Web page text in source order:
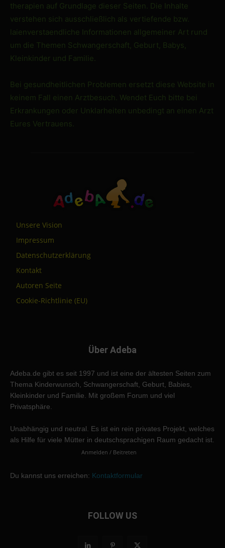
therapien auf Grundlage dieser Seiten. Die Inhalte
verstehen sich ausschließlich als vertiefende bzw.
laienverstaendliche Informationen allgemeiner Art rund
um die Themen Schwangerschaft, Geburt, Babys,
Kleinkinder und Familie.
Bei gesundheitlichen Problemen ersetzt diese Website in
keinem Fall einen Arztbesuch. Wendet Euch bitte bei
Erkrankungen oder Unklarheiten unbedingt an einen Arzt
Eures Vertrauens.
Unsere Vision
Impressum
Datenschutzerklärung
Kontakt
Autoren Seite
Cookie-Richtlinie (EU)
Über Adeba
Adeba.de gibt es seit 1997 und ist eine der ältesten Seiten zum
Thema Kinderwunsch, Schwangerschaft, Geburt, Babies,
Kleinkinder und Familie. Mit großem Forum und viel
Privatsphäre.
Unabhängig und neutral. Es ist ein rein privates Projekt, welches
als Hilfe für viele Mütter in deutschsprachigen Raum gedacht ist.
Anmelden / Beitreten
Du kannst uns erreichen: Kontaktformular
FOLLOW US